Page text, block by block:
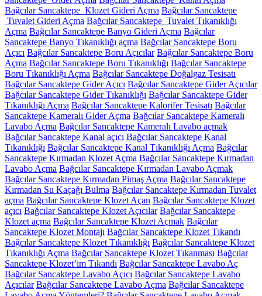
Bağcılar Sancaktepe Klozet Gideri Açma Bağcılar Sancaktepe
Tuvalet Gideri Açma Bağcılar Sancaktepe Tuvalet Tıkanıklığı
Açma Bağcılar Sancaktepe Banyo Gideri Açma Bağcılar
Sancaktepe Banyo Tıkanıklığı açma Bağcılar Sancaktepe Boru
Açıcı Bağcılar Sancaktepe Boru Açıcılar Bağcılar Sancaktepe Boru
Açma Bağcılar Sancaktepe Boru Tıkanıklığı Bağcılar Sancaktepe
Boru Tıkanıklığı Açma Bağcılar Sancaktepe Doğalgaz Tesisatı
Bağcılar Sancaktepe Gider Açıcı Bağcılar Sancaktepe Gider Açıcılar
Bağcılar Sancaktepe Gider Tıkanıklığı Bağcılar Sancaktepe Gider
Tıkanıklığı Açma Bağcılar Sancaktepe Kalorifer Tesisatı Bağcılar
Sancaktepe Kameralı Gider Açma Bağcılar Sancaktepe Kameralı
Lavabo Açma Bağcılar Sancaktepe Kameralı Lavabo açmak
Bağcılar Sancaktepe Kanal açıcı Bağcılar Sancaktepe Kanal
Tıkanıklığı Bağcılar Sancaktepe Kanal Tıkanıklığı Açma Bağcılar
Sancaktepe Kırmadan Klozet Açma Bağcılar Sancaktepe Kırmadan
Lavabo Açma Bağcılar Sancaktepe Kırmadan Lavabo Açmak
Bağcılar Sancaktepe Kırmadan Pimaş Açma Bağcılar Sancaktepe
Kırmadan Su Kaçağı Bulma Bağcılar Sancaktepe Kırmadan Tuvalet
açma Bağcılar Sancaktepe Klozet Açan Bağcılar Sancaktepe Klozet
açıcı Bağcılar Sancaktepe Klozet Açıcılar Bağcılar Sancaktepe
Klozet açma Bağcılar Sancaktepe Klozet Açmak Bağcılar
Sancaktepe Klozet Montajı Bağcılar Sancaktepe Klozet Tıkandı
Bağcılar Sancaktepe Klozet Tıkanıklığı Bağcılar Sancaktepe Klozet
Tıkanıklığı Açma Bağcılar Sancaktepe Klozet Tıkanması Bağcılar
Sancaktepe Klozet’im Tıkandı Bağcılar Sancaktepe Lavabo Aç
Bağcılar Sancaktepe Lavabo Açıcı Bağcılar Sancaktepe Lavabo
Açıcılar Bağcılar Sancaktepe Lavabo Açma Bağcılar Sancaktepe